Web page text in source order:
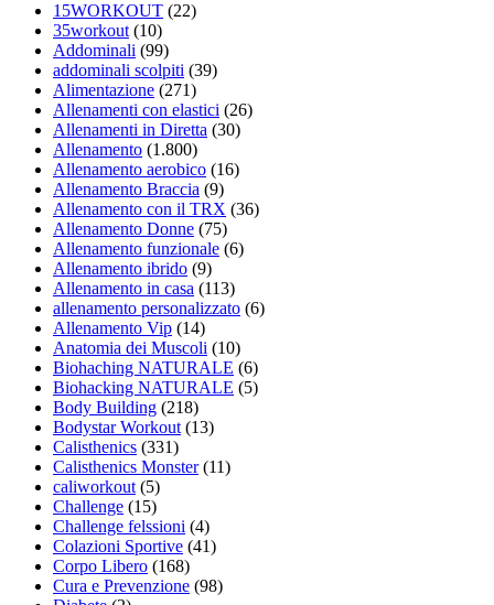
15WORKOUT (22)
35workout (10)
Addominali (99)
addominali scolpiti (39)
Alimentazione (271)
Allenamenti con elastici (26)
Allenamenti in Diretta (30)
Allenamento (1.800)
Allenamento aerobico (16)
Allenamento Braccia (9)
Allenamento con il TRX (36)
Allenamento Donne (75)
Allenamento funzionale (6)
Allenamento ibrido (9)
Allenamento in casa (113)
allenamento personalizzato (6)
Allenamento Vip (14)
Anatomia dei Muscoli (10)
Biohaching NATURALE (6)
Biohacking NATURALE (5)
Body Building (218)
Bodystar Workout (13)
Calisthenics (331)
Calisthenics Monster(11)
caliworkout (5)
Challenge (15)
Challenge felssioni (4)
Colazioni Sportive (41)
Corpo Libero (168)
Cura e Prevenzione (98)